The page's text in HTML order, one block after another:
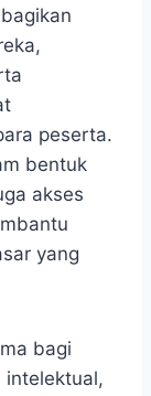
peserta.
bentuk
akses
yang
bagi
intelektual,